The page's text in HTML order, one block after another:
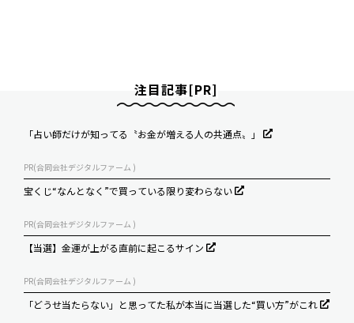
注目記事[PR]
「占い師だけが知ってる〝お金が増える人の共通点〟」
PR(合同会社デジタルファーム )
宝くじ“なんとなく”で買っている限り変わらない
PR(合同会社デジタルファーム )
【当選】金運が上がる直前に起こるサイン
PR(合同会社デジタルファーム )
「どうせ当たらない」と思ってた私が本当に当選した“買い方”がこれ